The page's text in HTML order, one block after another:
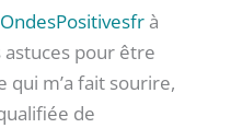
OndesPositivesfrà
pour être
m’a fait sourire,
de